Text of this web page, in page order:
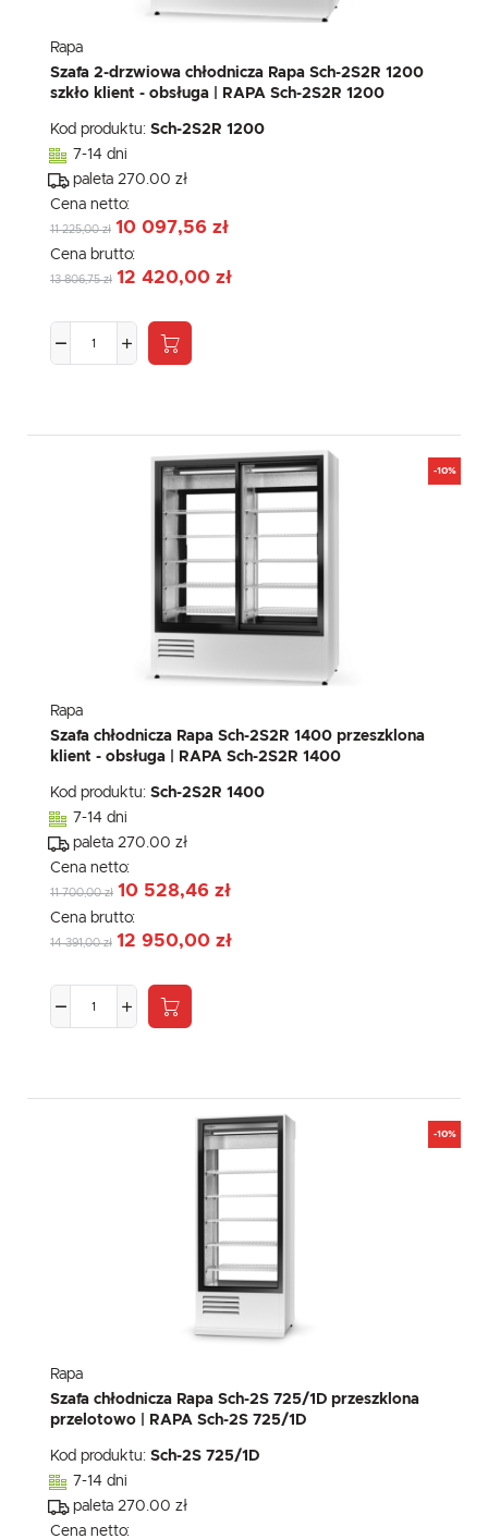
Rapa
Szafa 2-drzwiowa chłodnicza Rapa Sch-2S2R 1200
szkło klient - obsługa | RAPA Sch-2S2R 1200
Kod produktu: Sch-2S2R 1200
7-14 dni
paleta 270.00 zł
Cena netto:
11 225,00 zł 10 097,56 zł
Cena brutto:
13 806,75 zł 12 420,00 zł
-10%
Rapa
Szafa chłodnicza Rapa Sch-2S2R 1400 przeszklona
klient - obsługa | RAPA Sch-2S2R 1400
Kod produktu: Sch-2S2R 1400
7-14 dni
paleta 270.00 zł
Cena netto:
11 700,00 zł 10 528,46 zł
Cena brutto:
14 391,00 zł 12 950,00 zł
-10%
Rapa
Szafa chłodnicza Rapa Sch-2S 725/1D przeszklona
przelotowo | RAPA Sch-2S 725/1D
Kod produktu: Sch-2S 725/1D
7-14 dni
paleta 270.00 zł
Cena netto: